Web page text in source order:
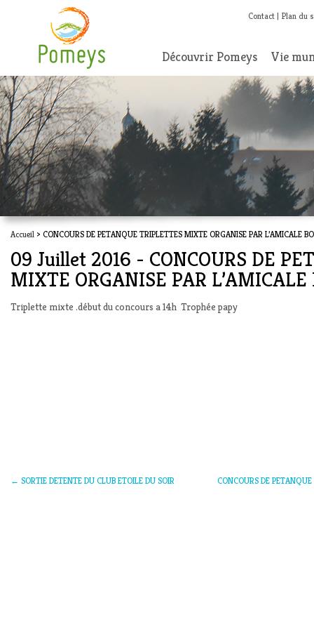
Contact Plan du
Découvrir Pomeys Vie
Accueil > CONCOURS DE PETANQUE TRIPLETTES MIXTE ORGANISE PAR L’AMICALE
09 Juillet 2016 - CONCOURS DE
MIXTE ORGANISE PAR L’AMICALE
Triplette mixte .début du concours a 14h Trophée papy
← SORTIE DETENTE DU CLUB ETOILE DU SOIR CONCOURS DE